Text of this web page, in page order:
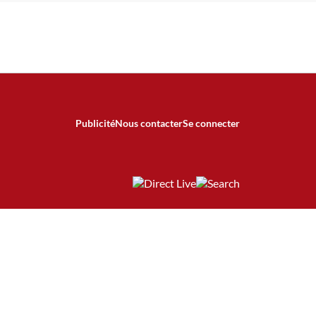
PublicitéNous contacterSe connecter